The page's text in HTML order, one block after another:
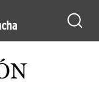
Castilla-La